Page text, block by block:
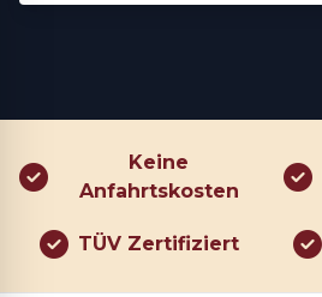
Keine
Anfahrtskosten
TÜV Zertifiziert